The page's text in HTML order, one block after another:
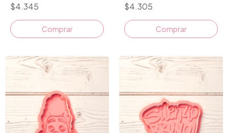
$4.345
Comprar
$4.305
Comprar